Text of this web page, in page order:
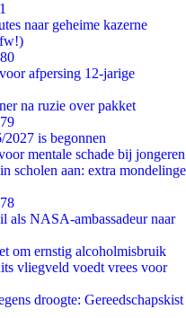
naar geheime kazerne
afpersing 12-jarige
na ruzie over pakket
is begonnen
mentale schade bij jongeren
scholen aan: extra mondelinge
als NASA-ambassadeur naar
om ernstig alcoholmisbruik
vliegveld voedt vrees voor
droogte: Gereedschapskist